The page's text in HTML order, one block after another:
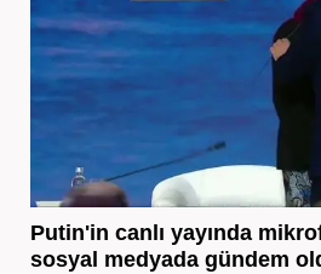
Putin'in canlı yayında
sosyal medyada gündem